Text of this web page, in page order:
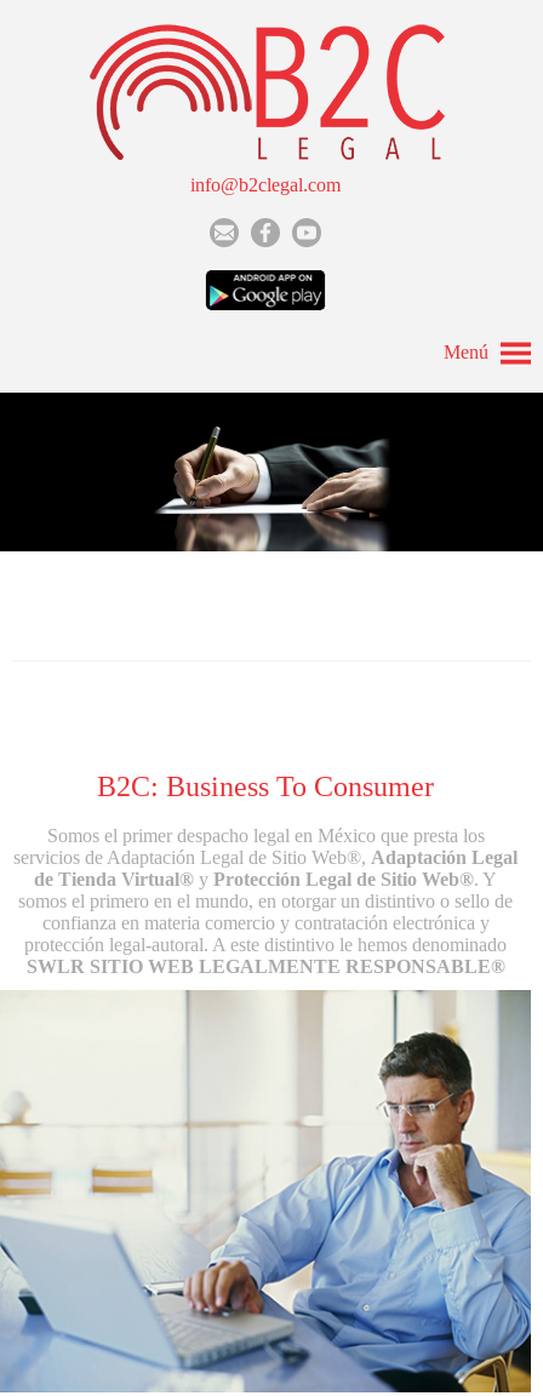
info@b2clegal.com
Menú
B2C: Business To Consumer
Somos el primer despacho legal en México que presta los
servicios de Adaptación Legal de Sitio Web®, Adaptación Legal
de Tienda Virtual® y Protección Legal de Sitio Web®. Y
somos el primero en el mundo, en otorgar un distintivo o sello de
confianza en materia comercio y contratación electrónica y
protección legal-autoral. A este distintivo le hemos denominado
SWLR SITIO WEB LEGALMENTE RESPONSABLE®